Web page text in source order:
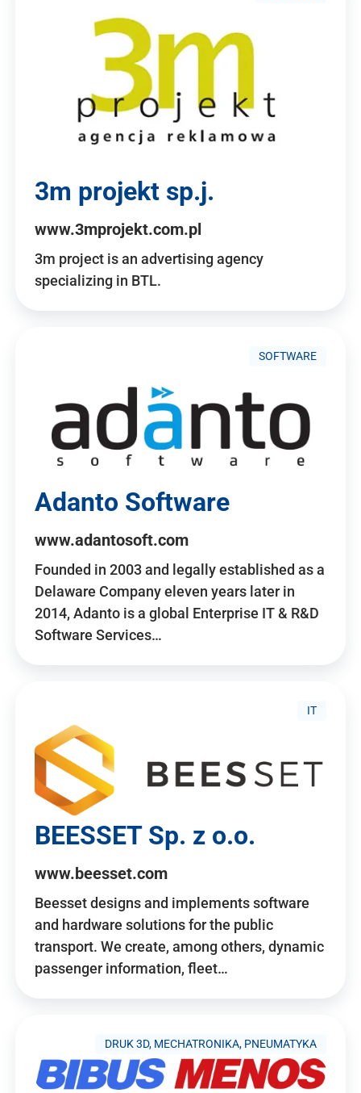
3m projekt sp.j.
www.3mprojekt.com.pl
3m project is an advertising agency
specializing in BTL.
SOFTWARE
Adanto Software
www.adantosoft.com
Founded in 2003 and legally established as a
Delaware Company eleven years later in
2014, Adanto is a global Enterprise IT & R&D
Software Services…
IT
BEESSET Sp. z o.o.
www.beesset.com
Beesset designs and implements software
and hardware solutions for the public
transport. We create, among others, dynamic
passenger information, fleet…
DRUK 3D, MECHATRONIKA, PNEUMATYKA